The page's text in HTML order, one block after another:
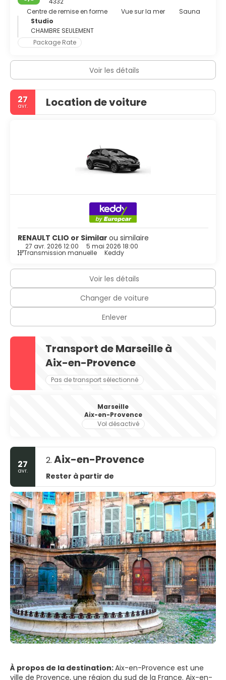
Centre de remise en forme
Vue sur la mer
Sauna
Studio
CHAMBRE SEULEMENT
Package Rate
Voir les détails
27
avr. Location de voiture
RENAULT CLIO or Similar ou similaire
27 avr. 2026 12:00 5 mai 2026 18:00
Transmission manuelle Keddy
Voir les détails
Changer de voiture
Enlever
Transport de Marseille à
Aix-en-Provence
Pas de transport sélectionné
Marseille
Aix-en-Provence
Vol désactivé
27
avr.
2. Aix-en-Provence
Rester à partir de
À propos de la destination:Aix-en-Provence est une
ville de Provence, une région du sud de la France. Aix-en-